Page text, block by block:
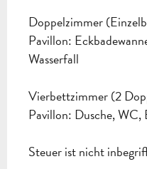
Doppelzimmer
Pavillon:
Wasserfall
Vierbettzimmer (2
Pavillon: Dusche, WC,
Steuer ist nicht